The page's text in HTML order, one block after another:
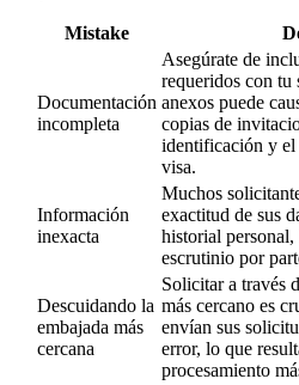
Mistake
Documentación
incompleta
Asegúrate de
requeridos con
anexos puede
copias de
identificación y
visa.
Información
inexacta
Muchos
exactitud de sus
historial personal,
escrutinio por
Descuidando la
embajada más
cercana
Solicitar a través
más cercano es
envían sus
error, lo que
procesamiento